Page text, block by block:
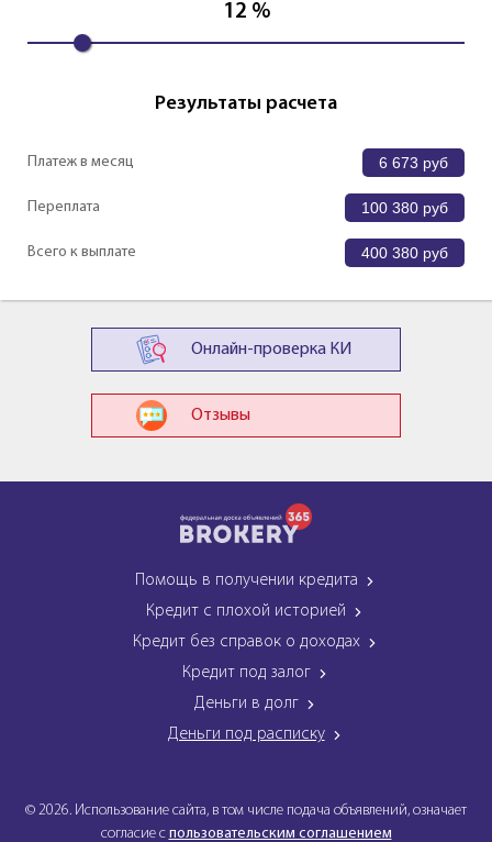
12 %
Результаты расчета
Платеж в месяц 6 673 руб
Переплата 100 380 руб
Всего к выплате 400 380 руб
Онлайн-проверка КИ
Отзывы
Помощь в получении кредита
Кредит с плохой историей
Кредит без справок о доходах
Кредит под залог
Деньги в долг
Деньги под расписку
© 2026. Использование сайта, в том числе подача объявлений, означает
согласие с пользовательским соглашением